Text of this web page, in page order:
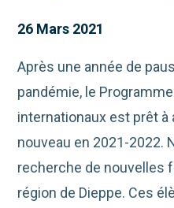
26 Mars 2021
Après une année de
pandémie, le
internationaux est prêt
nouveau en 2021-2022.
recherche de nouvelles
région de Dieppe. Ces